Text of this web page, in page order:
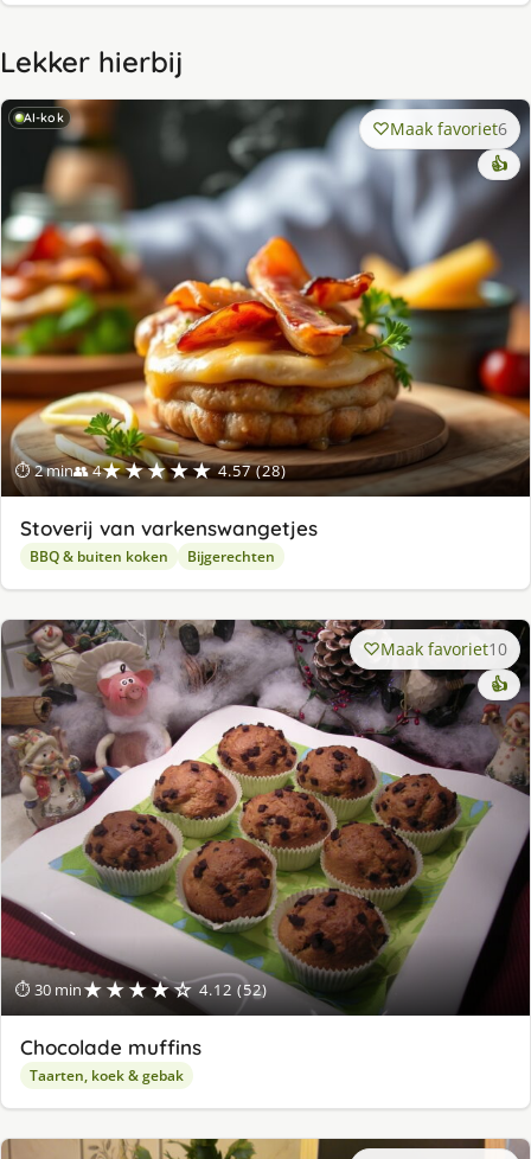
Lekker hierbij
AI-kok
⏱ 2 min👥 4★★★★★ 4.57 (28)
Maak favoriet6
👍
Stoverij van varkenswangetjes
BBQ & buiten koken Bijgerechten
⏱ 30 min★★★★☆ 4.12 (52)
Maak favoriet10
👍
Chocolade muffins
Taarten, koek & gebak